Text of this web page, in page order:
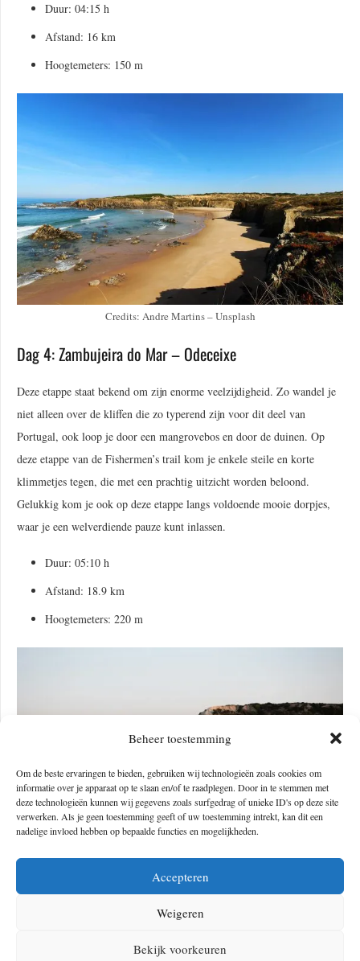
Beheer toestemming
Om de beste ervaringen te bieden, gebruiken wij technologieën zoals cookies om
informatie over je apparaat op te slaan en/of te raadplegen. Door in te stemmen met
deze technologieën kunnen wij gegevens zoals surfgedrag of unieke ID's op deze site
verwerken. Als je geen toestemming geeft of uw toestemming intrekt, kan dit een
nadelige invloed hebben op bepaalde functies en mogelijkheden.
Accepteren
Weigeren
Bekijk voorkeuren
Duur: 04:15 h
Afstand: 16 km
Hoogtemeters: 150 m
Credits: Andre Martins – Unsplash
Dag 4: Zambujeira do Mar – Odeceixe
Deze etappe staat bekend om zijn enorme veelzijdigheid. Zo wandel je
niet alleen over de kliffen die zo typerend zijn voor dit deel van
Portugal, ook loop je door een mangrovebos en door de duinen. Op
deze etappe van de Fishermen’s trail kom je enkele steile en korte
klimmetjes tegen, die met een prachtig uitzicht worden beloond.
Gelukkig kom je ook op deze etappe langs voldoende mooie dorpjes,
waar je een welverdiende pauze kunt inlassen.
Duur: 05:10 h
Afstand: 18.9 km
Hoogtemeters: 220 m
Dag 8: Carrapateira – Vila do Bispo